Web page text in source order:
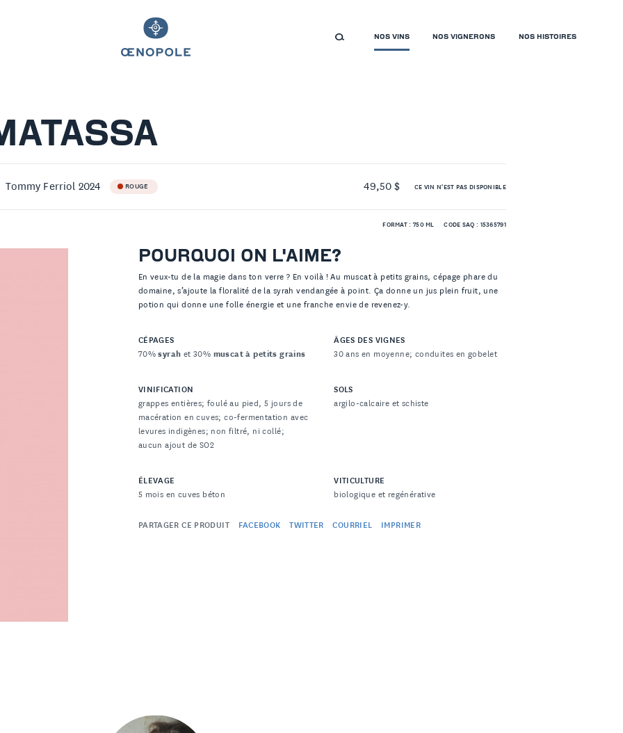
NOS VINS NOS VIGNERONS NOS HISTOIRES
Tommy Ferriol 2024 ROUGE 49,50 $ CE VIN N'EST PAS DISPONIBLE
FORMAT : 750 ML CODE SAQ : 15365791
POURQUOI ON L'AIME?
En veux-tu de la magie dans ton verre ? En voilà ! Au muscat à petits grains, cépage phare du
domaine, s’ajoute la floralité de la syrah vendangée à point. Ça donne un jus plein fruit, une
potion qui donne une folle énergie et une franche envie de revenez-y.
CÉPAGES
70%syrah et 30% muscat à petits grains
ÂGES DES VIGNES
30 ans en moyenne; conduites en gobelet
VINIFICATION
grappes entières; foulé au pied, 5 jours de
macération en cuves; co-fermentation avec
levures indigènes; non filtré, ni collé;
aucun ajout de SO2
SOLS
argilo-calcaire et schiste
ÉLEVAGE
5 mois en cuves béton
VITICULTURE
biologique et regénérative
PARTAGER CE PRODUIT FACEBOOK TWITTER COURRIEL IMPRIMER